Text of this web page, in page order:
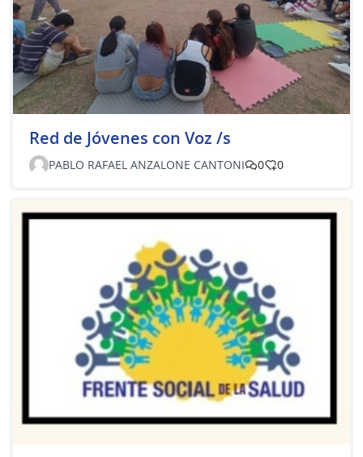
Red de Jóvenes con Voz /s
PABLO RAFAEL ANZALONE CANTONI 0 0